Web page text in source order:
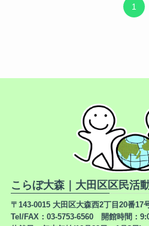
1
こらぼ大森｜大田区区民活
〒143-0015 大田区大森西2丁目20番17
Tel/FAX：03-5753-6560 開館時間：